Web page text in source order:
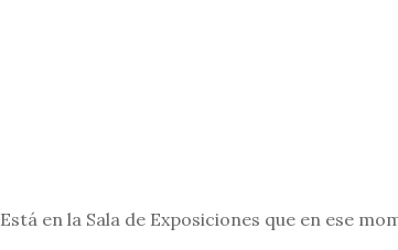
Está en la Sala de Exposiciones que en ese